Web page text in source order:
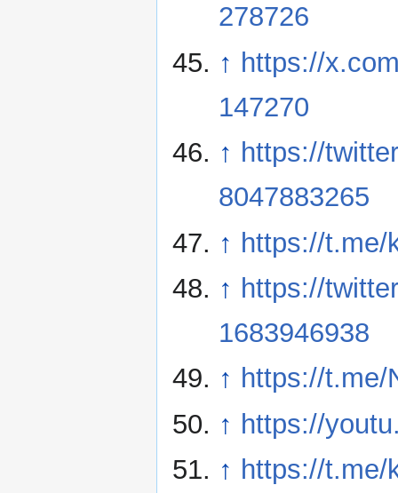
278726
↑ https://
147270
↑ https://
8047883265
↑ https://t.me/
↑ https://
1683946938
↑ https://t.me/
↑ https://
↑ https://t.me/